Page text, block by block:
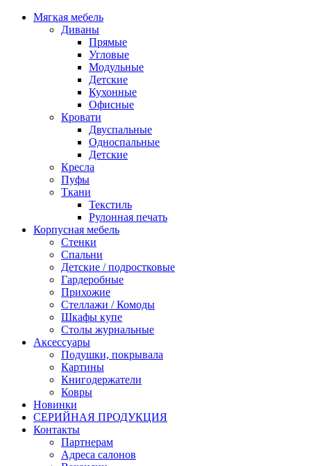
Мягкая мебель
Диваны
Прямые
Угловые
Модульные
Детские
Кухонные
Офисные
Кровати
Двуспальные
Односпальные
Детские
Кресла
Пуфы
Ткани
Текстиль
Рулонная печать
Корпусная мебель
Стенки
Спальни
Детские / подростковые
Гардеробные
Прихожие
Стеллажи / Комоды
Шкафы купе
Столы журнальные
Аксессуары
Подушки, покрывала
Картины
Книгодержатели
Ковры
Новинки
СЕРИЙНАЯ ПРОДУКЦИЯ
Контакты
Партнерам
Адреса салонов